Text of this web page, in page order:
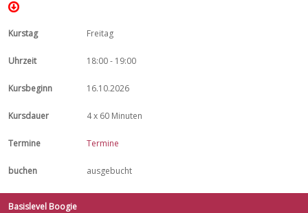
Freitag
18:00 - 19:00
16.10.2026
4 x 60 Minuten
Termine
ausgebucht
Basislevel Boogie